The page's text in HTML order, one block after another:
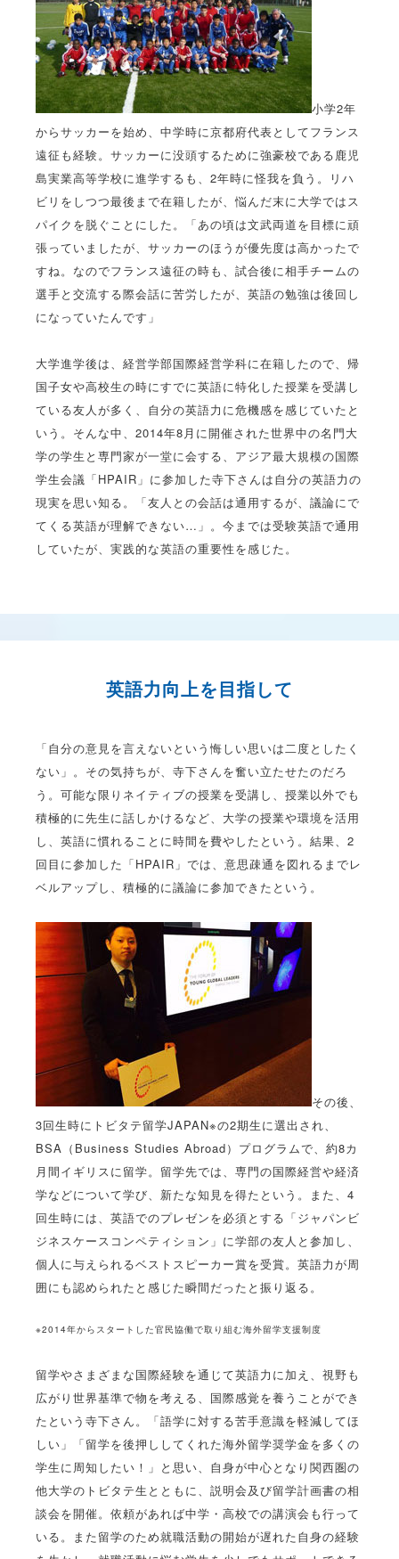
小学2年
からサッカーを始め、中学時に京都府代表としてフランス
遠征も経験。サッカーに没頭するために強豪校である鹿児
島実業高等学校に進学するも、2年時に怪我を負う。リハ
ビリをしつつ最後まで在籍したが、悩んだ末に大学ではス
パイクを脱ぐことにした。「あの頃は文武両道を目標に頑
張っていましたが、サッカーのほうが優先度は高かったで
すね。なのでフランス遠征の時も、試合後に相手チームの
選手と交流する際会話に苦労したが、英語の勉強は後回し
になっていたんです」
大学進学後は、経営学部国際経営学科に在籍したので、帰
国子女や高校生の時にすでに英語に特化した授業を受講し
ている友人が多く、自分の英語力に危機感を感じていたと
いう。そんな中、2014年8月に開催された世界中の名門大
学の学生と専門家が一堂に会する、アジア最大規模の国際
学生会議「HPAIR」に参加した寺下さんは自分の英語力の
現実を思い知る。「友人との会話は通用するが、議論にで
てくる英語が理解できない…」。今までは受験英語で通用
していたが、実践的な英語の重要性を感じた。
英語力向上を目指して
「自分の意見を言えないという悔しい思いは二度としたく
ない」。その気持ちが、寺下さんを奮い立たせたのだろ
う。可能な限りネイティブの授業を受講し、授業以外でも
積極的に先生に話しかけるなど、大学の授業や環境を活用
し、英語に慣れることに時間を費やしたという。結果、2
回目に参加した「HPAIR」では、意思疎通を図れるまでレ
ベルアップし、積極的に議論に参加できたという。
その後、
3回生時にトビタテ留学JAPAN※の2期生に選出され、
BSA（Business Studies Abroad）プログラムで、約8カ
月間イギリスに留学。留学先では、専門の国際経営や経済
学などについて学び、新たな知見を得たという。また、4
回生時には、英語でのプレゼンを必須とする「ジャパンビ
ジネスケースコンペティション」に学部の友人と参加し、
個人に与えられるベストスピーカー賞を受賞。英語力が周
囲にも認められたと感じた瞬間だったと振り返る。
※2014年からスタートした官民協働で取り組む海外留学支援制度
留学やさまざまな国際経験を通じて英語力に加え、視野も
広がり世界基準で物を考える、国際感覚を養うことができ
たという寺下さん。「語学に対する苦手意識を軽減してほ
しい」「留学を後押ししてくれた海外留学奨学金を多くの
学生に周知したい！」と思い、自身が中心となり関西圏の
他大学のトビタテ生とともに、説明会及び留学計画書の相
談会を開催。依頼があれば中学・高校での講演会も行って
いる。また留学のため就職活動の開始が遅れた自身の経験